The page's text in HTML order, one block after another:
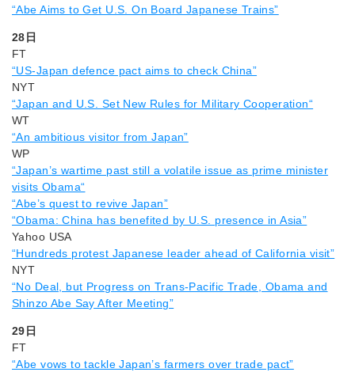
“Abe Aims to Get U.S. On Board Japanese Trains”
28日
FT
“US-Japan defence pact aims to check China”
NYT
“Japan and U.S. Set New Rules for Military Cooperation“
WT
“An ambitious visitor from Japan”
WP
“Japan’s wartime past still a volatile issue as prime minister
visits Obama“
“Abe’s quest to revive Japan”
“Obama: China has benefited by U.S. presence in Asia”
Yahoo USA
“Hundreds protest Japanese leader ahead of California visit”
NYT
“No Deal, but Progress on Trans-Pacific Trade, Obama and
Shinzo Abe Say After Meeting”
29日
FT
“Abe vows to tackle Japan’s farmers over trade pact”